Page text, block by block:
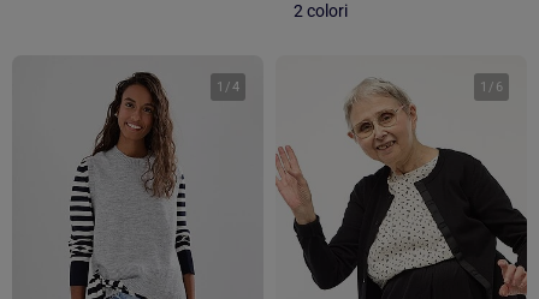
2 colori
1 /4 1 / 6